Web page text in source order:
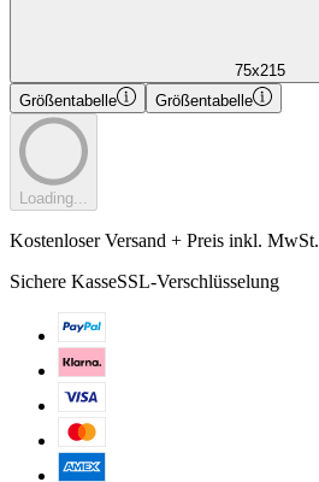
75x215
Größentabelle
Größentabelle
Loading...
Kostenloser Versand + Preis inkl. MwSt.
Sichere KasseSSL-Verschlüsselung